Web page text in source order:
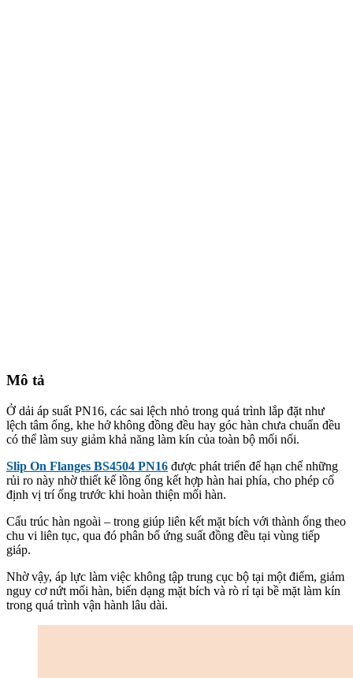
Mô tả
Ở dải áp suất PN16, các sai lệch nhỏ trong quá trình lắp đặt như
lệch tâm ống, khe hở không đồng đều hay góc hàn chưa chuẩn đều
có thể làm suy giảm khả năng làm kín của toàn bộ mối nối.
Slip On Flanges BS4504 PN16 được phát triển để hạn chế những
rủi ro này nhờ thiết kế lồng ống kết hợp hàn hai phía, cho phép cố
định vị trí ống trước khi hoàn thiện mối hàn.
Cấu trúc hàn ngoài – trong giúp liên kết mặt bích với thành ống theo
chu vi liên tục, qua đó phân bố ứng suất đồng đều tại vùng tiếp
giáp.
Nhờ vậy, áp lực làm việc không tập trung cục bộ tại một điểm, giảm
nguy cơ nứt mối hàn, biến dạng mặt bích và rò rỉ tại bề mặt làm kín
trong quá trình vận hành lâu dài.